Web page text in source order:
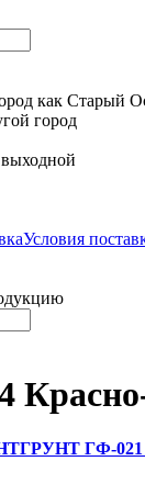
как Старый
город
Условия
ГРУНТ ГФ-